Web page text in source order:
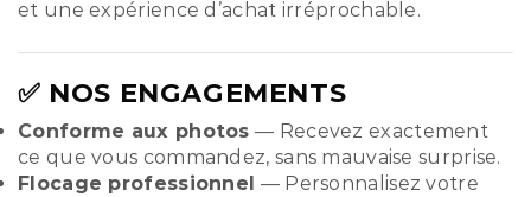
et une expérience d’achat irréprochable.
✅ NOS ENGAGEMENTS
Conforme aux photos — Recevez exactement
ce que vous commandez, sans mauvaise surprise.
Flocage professionnel — Personnalisez votre